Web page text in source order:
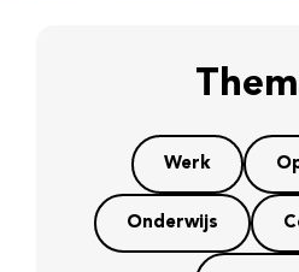
Werk
Onderwijs